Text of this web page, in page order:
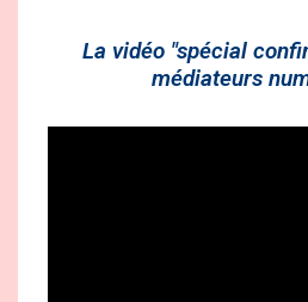
La vidéo "spécial
médiateurs